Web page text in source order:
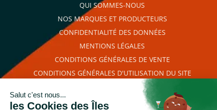
QUI SOMMES-NOUS
NOS MARQUES ET PRODUCTEURS
CONFIDENTIALITÉ DES DONNÉES
MENTIONS LÉGALES
CONDITIONS GÉNÉRALES DE VENTE
CONDITIONS GÉNÉRALES D'UTILISATION DU SITE